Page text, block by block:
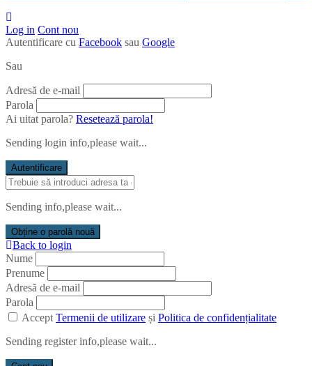
Log in Cont nou
Autentificare cu Facebook sau Google
Sau
Adresă de e-mail
Parola
Ai uitat parola? Resetează parola!
Sending login info,please wait...
Autentificare
Sending info,please wait...
Obține o parolă nouă
Back to login
Nume
Prenume
Adresă de e-mail
Parola
Accept Termenii de utilizare și Politica de confidențialitate
Sending register info,please wait...